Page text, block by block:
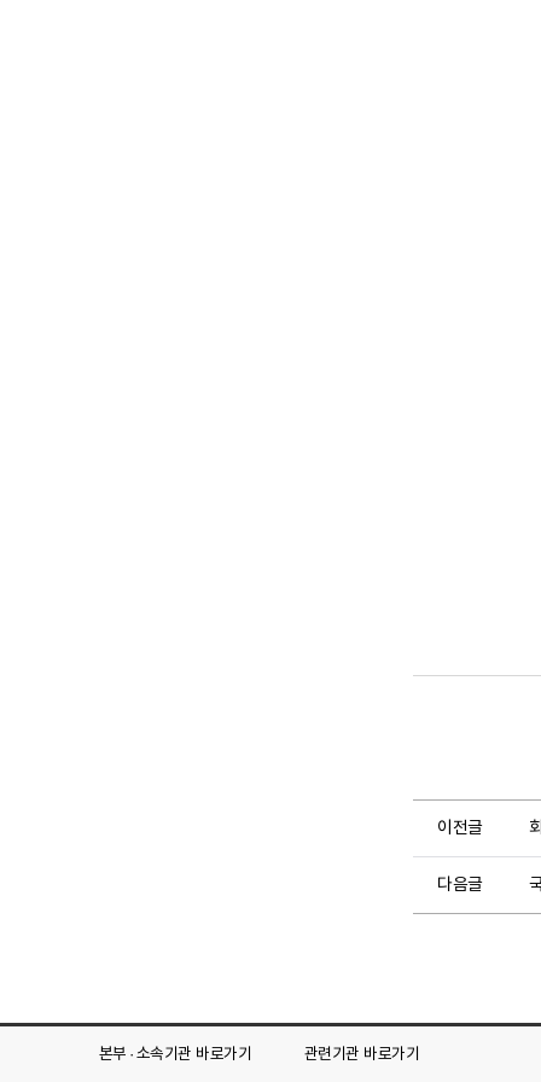
이전글
다음글
본부 · 소속기관 바로가기 관련기관 바로가기